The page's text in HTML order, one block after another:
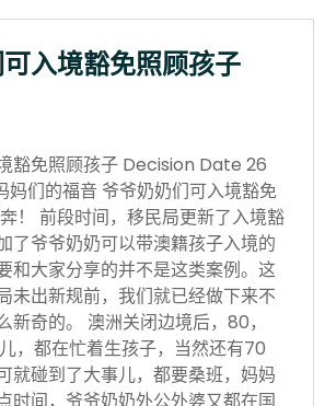
入境豁免照顾孩子
豁免照顾孩子 Decision Date 26
妈们的福音 爷爷奶奶们可入境豁免
！ 前段时间，移民局更新了入境豁
了爷爷奶奶可以带澳籍孩子入境的
和大家分享的并不是这类案例。这
未出新规前，我们就已经做下来不
新奇的。 澳洲关闭边境后，80，
，都在忙着生孩子，当然还有70
就碰到了大事儿，都要桑班，妈妈